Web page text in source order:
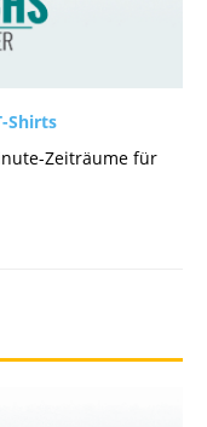
Shirts
Zeiträume für